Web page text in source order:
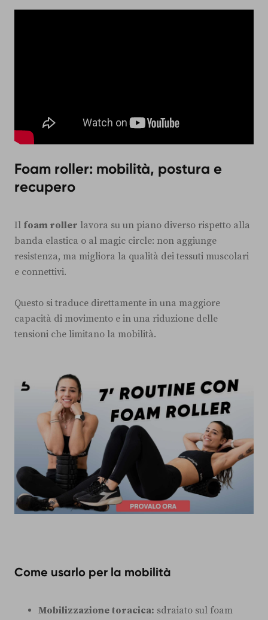
Foam roller: mobilità, postura e
recupero
Il foam roller lavora su un piano diverso rispetto alla
banda elastica o al magic circle: non aggiunge
resistenza, ma migliora la qualità dei tessuti muscolari
e connettivi.
Questo si traduce direttamente in una maggiore
capacità di movimento e in una riduzione delle
tensioni che limitano la mobilità.
Come usarlo per la mobilità
Mobilizzazione toracica: sdraiato sul foam